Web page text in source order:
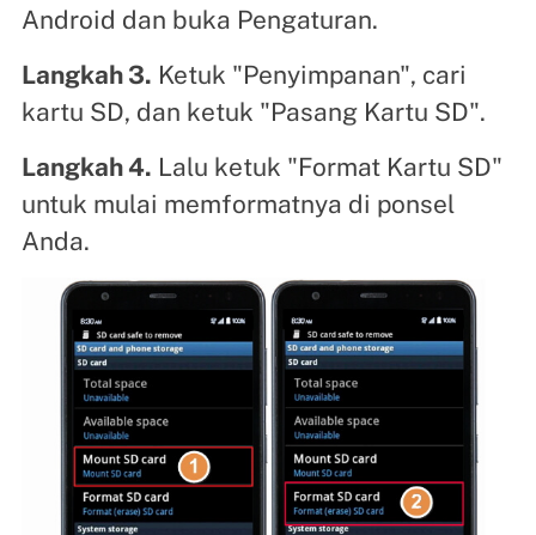
Android dan buka Pengaturan.
Langkah 3. Ketuk "Penyimpanan", cari
kartu SD, dan ketuk "Pasang Kartu SD".
Langkah 4. Lalu ketuk "Format Kartu SD"
untuk mulai memformatnya di ponsel
Anda.